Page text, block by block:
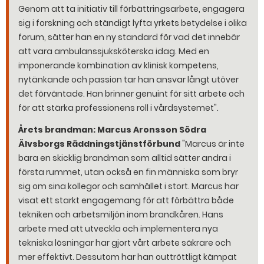
Genom att ta initiativ till förbättringsarbete, engagera
sig i forskning och ständigt lyfta yrkets betydelse i olika
forum, sätter han en ny standard för vad det innebär
att vara ambulanssjuksköterska idag. Med en
imponerande kombination av klinisk kompetens,
nytänkande och passion tar han ansvar långt utöver
det förväntade. Han brinner genuint för sitt arbete och
för att stärka professionens roll i vårdsystemet".
Årets brandman: Marcus Aronsson Södra
Älvsborgs Räddningstjänstförbund"Marcus är inte
bara en skicklig brandman som alltid sätter andra i
första rummet, utan också en fin människa som bryr
sig om sina kollegor och samhället i stort. Marcus har
visat ett starkt engagemang för att förbättra både
tekniken och arbetsmiljön inom brandkåren. Hans
arbete med att utveckla och implementera nya
tekniska lösningar har gjort vårt arbete säkrare och
mer effektivt. Dessutom har han outtröttligt kämpat